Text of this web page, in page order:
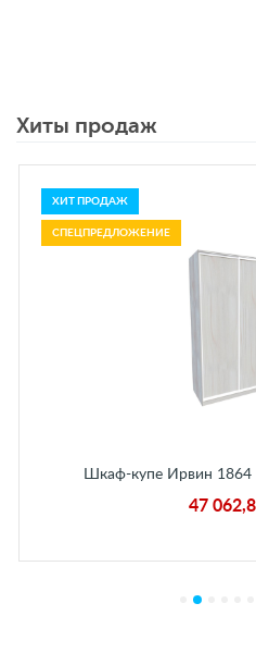
Хиты продаж
ХИТ ПРОДАЖ
СПЕЦПРЕДЛОЖЕНИЕ
Шкаф-купе Ирвин 1864
47